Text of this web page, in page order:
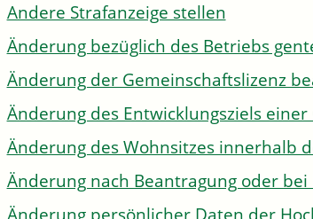
Andere Strafanzeige stellen
Änderung bezüglich des Betriebs
Änderung der Gemeinschaftslizenz
Änderung des Entwicklungsziels
Änderung des Wohnsitzes innerhalb
Änderung nach Beantragung oder